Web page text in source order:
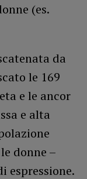
(es.
da
le 169
e le ancor
e alta
donne –
espressione.